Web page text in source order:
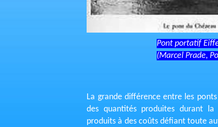
Pont portatif
(Marcel Prade,
La grande différence entre les
des quantités produites durant
produits à des coûts défiant toute